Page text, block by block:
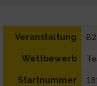
Veranstaltung
Wettbewerb
Startnummer